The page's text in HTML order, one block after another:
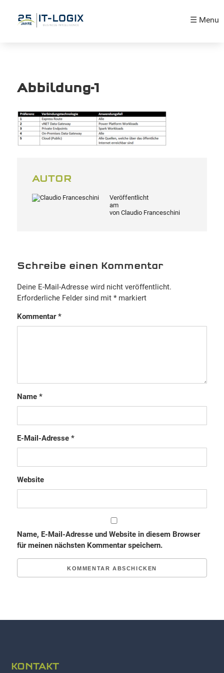
☰ Menu
Abbildung-1
AUTOR
Veröffentlicht
am
von Claudio Franceschini
Schreibe einen Kommentar
Deine E-Mail-Adresse wird nicht veröffentlicht.
Erforderliche Felder sind mit *markiert
Kommentar*
Name *
E-Mail-Adresse *
Website
Name, E-Mail-Adresse und Website in diesem Browser
für meinen nächsten Kommentar speichern.
KONTAKT